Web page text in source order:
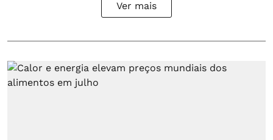
Ver mais